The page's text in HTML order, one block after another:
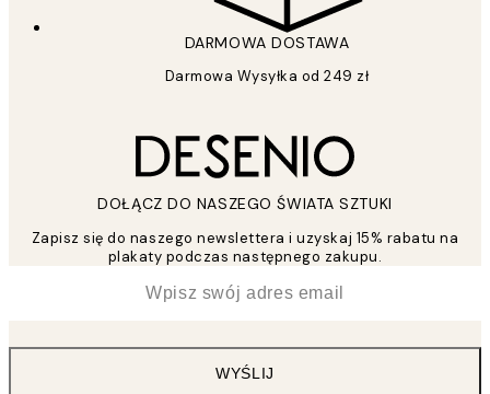
DARMOWA DOSTAWA
Darmowa Wysyłka od 249 zł
DOŁĄCZ DO NASZEGO ŚWIATA SZTUKI
Zapisz się do naszego newslettera i uzyskaj 15% rabatu na
plakaty podczas następnego zakupu.
WYŚLIJ